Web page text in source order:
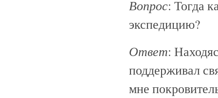
Вопрос: Тогда
экспедицию?
Ответ:
поддерживал
мне